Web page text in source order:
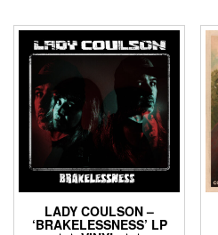
LADY COULSON –
‘BRAKELESSNESS’ LP